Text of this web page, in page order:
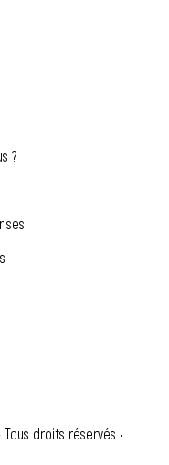
?
droits réservés •